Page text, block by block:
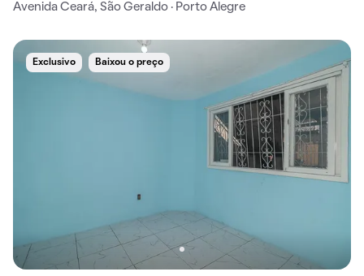
Avenida Ceará, São Geraldo · Porto Alegre
Exclusivo Baixou o preço